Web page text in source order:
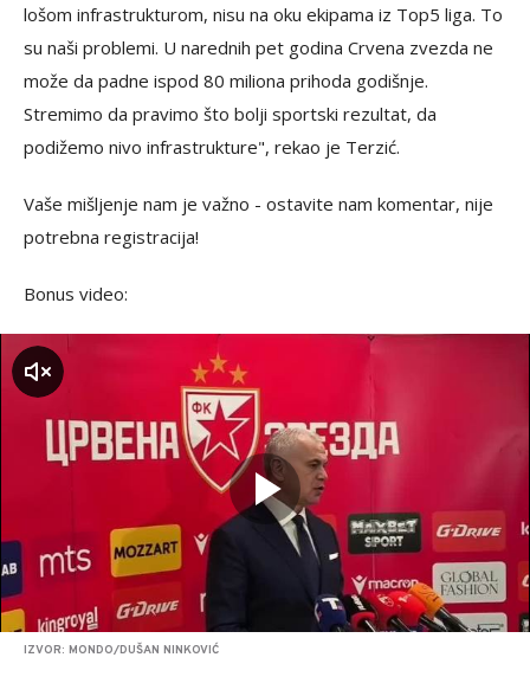
lošom infrastrukturom, nisu na oku ekipama iz Top5 liga. To
su naši problemi. U narednih pet godina Crvena zvezda ne
može da padne ispod 80 miliona prihoda godišnje.
Stremimo da pravimo što bolji sportski rezultat, da
podižemo nivo infrastrukture", rekao je Terzić.
Vaše mišljenje nam je važno - ostavite nam komentar, nije
potrebna registracija!
Bonus video:
IZVOR: MONDO/DUŠAN NINKOVIĆ